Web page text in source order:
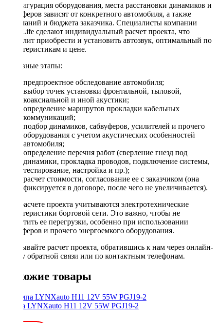
Конфигурация оборудования, места расстановки динамиков и
сабвуферов зависят от конкретного автомобиля, а также
пожеланий и бюджета заказчика. Специалисты компании
DriveLife сделают индивидуальный расчет проекта, что
позволит приобрести и установить автозвук, оптимальный по
характеристикам и цене.
Основные этапы:
предпроектное обследование автомобиля;
выбор точек установки фронтальной, тыловой,
коаксиальной и иной акустики;
определение маршрутов прокладки кабельных
коммуникаций;
подбор динамиков, сабвуферов, усилителей и прочего
оборудования с учетом акустических особенностей
автомобиля;
определение перечня работ (сверление гнезд под
динамики, прокладка проводов, подключение системы,
тестирование, настройка и пр.);
расчет стоимости, согласование ее с заказчиком (она
фиксируется в договоре, после чего не увеличивается).
При расчете проекта учитываются электротехнические
характеристики бортовой сети. Это важно, чтобы не
допустить ее перегрузки, особенно при использовании
сабвуферов и прочего энергоемкого оборудования.
Заказывайте расчет проекта, обратившись к нам через онлайн-
форму обратной связи или по контактным телефонам.
Похожие товары
Лампа LYNXauto H11 12V 55W PGJ19-2